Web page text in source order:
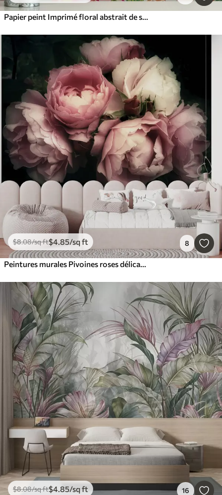
Papier peint Imprimé floral abstrait de style pop art
$8.08/sq ft$4.85/sq ft 8
Peintures murales Pivoines roses délicates
$8.08/sq ft$4.85/sq ft 16